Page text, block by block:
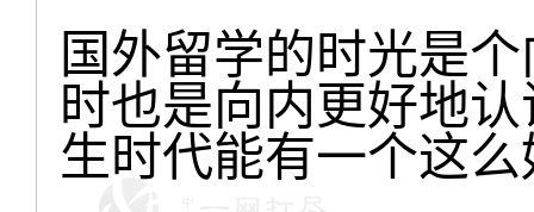
国外留学的时光是
时也是向内更好地
生时代能有一个这